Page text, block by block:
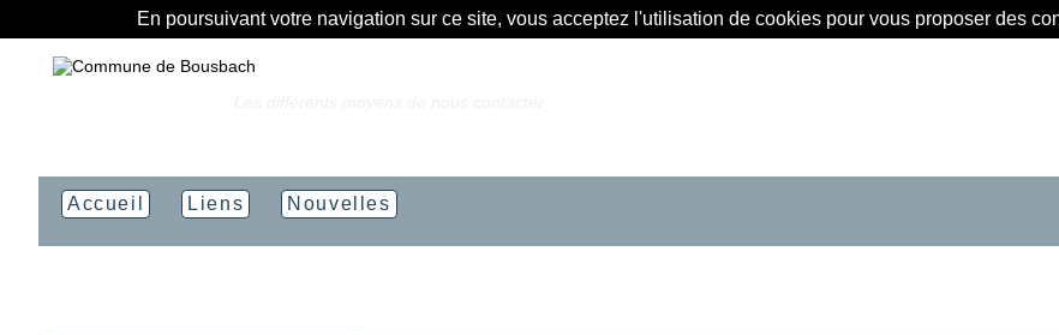
En poursuivant votre navigation sur ce site, vous acceptez l'utilisation de cookies pour vous proposer des
Accueil Liens Nouvelles